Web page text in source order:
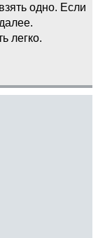
одно. Если
легко.